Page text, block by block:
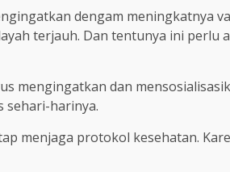
dengam
terjauh. Dan tentunya ini perlu
mengingatkan dan
sehari-harinya.
menjaga protokol kesehatan.